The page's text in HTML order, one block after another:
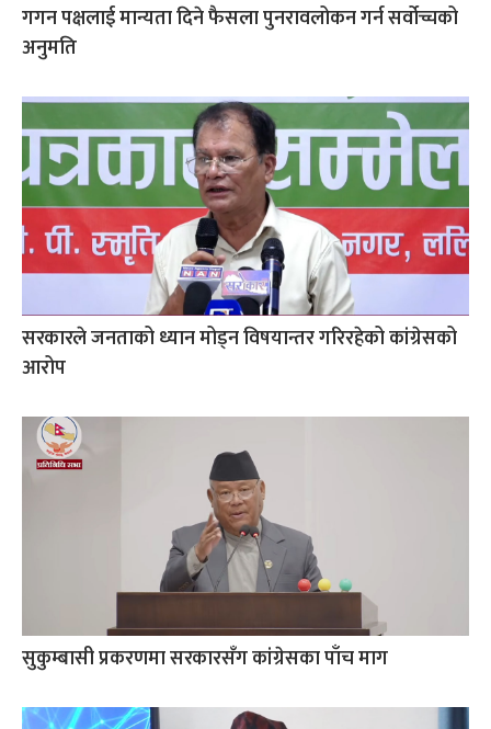
गगन पक्षलाई मान्यता दिने फैसला पुनरावलोकन गर्न सर्वोच्चको
अनुमति
सरकारले जनताको ध्यान मोड्न विषयान्तर गरिरहेको कांग्रेसको
आरोप
सुकुम्बासी प्रकरणमा सरकारसँग कांग्रेसका पाँच माग